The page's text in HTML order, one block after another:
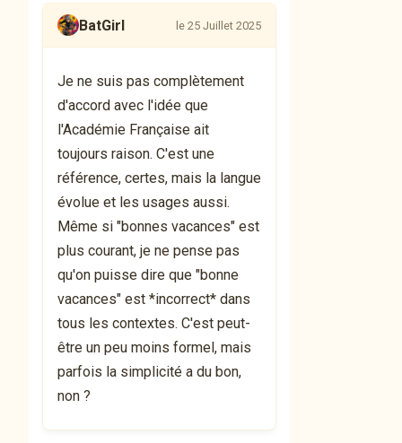
BatGirl le 25 Juillet 2025
Je ne suis pas complètement
d'accord avec l'idée que
l'Académie Française ait
toujours raison. C'est une
référence, certes, mais la langue
évolue et les usages aussi.
Même si "bonnes vacances" est
plus courant, je ne pense pas
qu'on puisse dire que "bonne
vacances" est *incorrect* dans
tous les contextes. C'est peut-
être un peu moins formel, mais
parfois la simplicité a du bon,
non ?